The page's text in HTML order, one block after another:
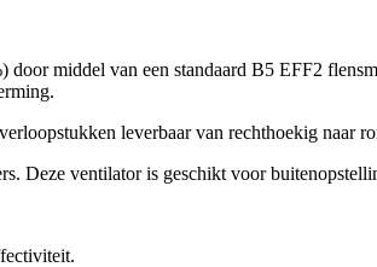
middel van een standaard B5 EFF2
leverbaar van rechthoekig naar
Deze ventilator is geschikt voor